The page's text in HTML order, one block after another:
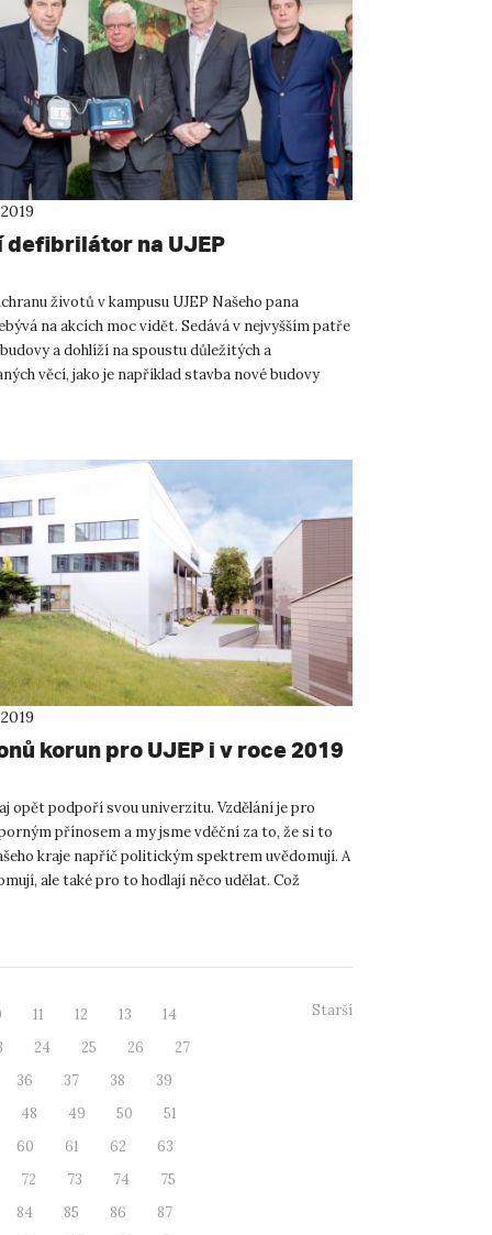
defibrilátor na UJEP
životů v kampusu UJEP Našeho pana
na akcích moc vidět. Sedává v nejvyšším patře
a dohlíží na spoustu důležitých a
věcí, jako je například stavba nové budovy
korun pro UJEP i v roce 2019
opět podpoří svou univerzitu. Vzdělání je pro
přínosem a my jsme vděční za to, že si to
kraje napříč politickým spektrem uvědomují. A
ale také pro to hodlají něco udělat. Což
11 12 13
14
24 25 26
27
36
37 38
39
48
49 50
51
60
61 62
63
72
73 74
75
84
85 86
87
Starší